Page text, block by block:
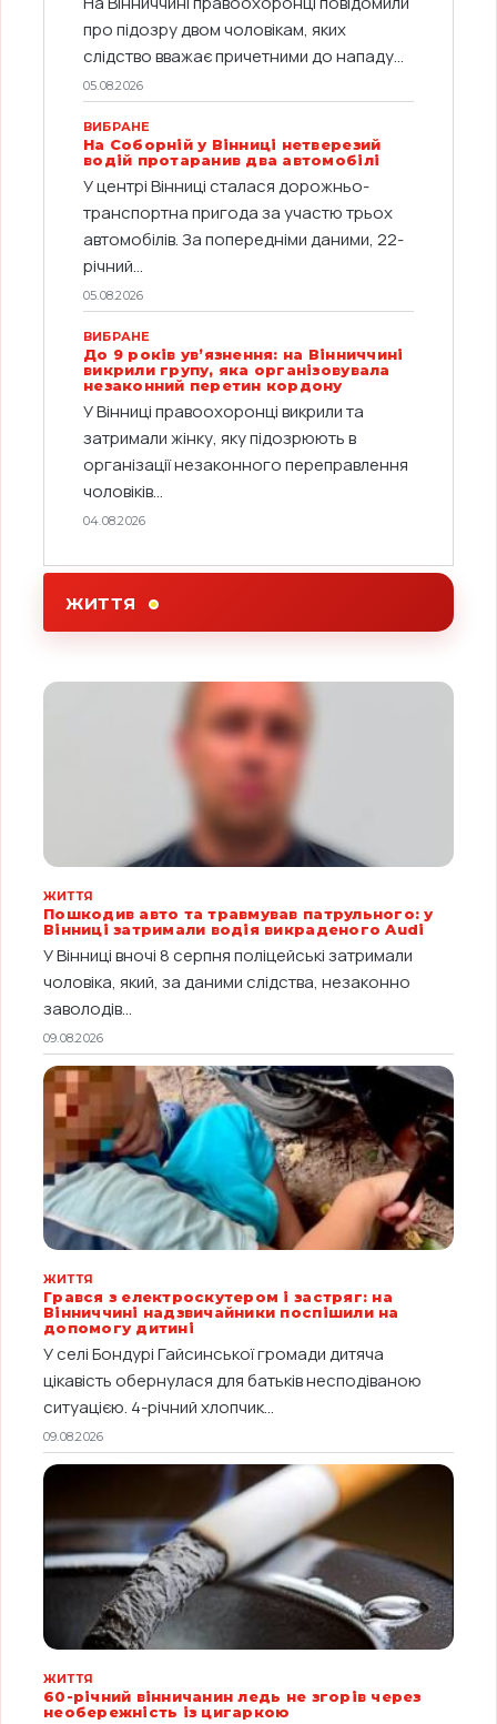
про підозру двом чоловікам, яких
слідство вважає причетними до нападу...
05.08.2026
ВИБРАНЕ
На Соборній у Вінниці нетверезий
водій протаранив два автомобілі
У центрі Вінниці сталася дорожньо-
транспортна пригода за участю трьох
автомобілів. За попередніми даними, 22-
річний...
05.08.2026
ВИБРАНЕ
До 9 років ув’язнення: на Вінниччині
викрили групу, яка організовувала
незаконний перетин кордону
У Вінниці правоохоронці викрили та
затримали жінку, яку підозрюють в
організації незаконного переправлення
чоловіків...
04.08.2026
ЖИТТЯ
ЖИТТЯ
Пошкодив авто та травмував патрульного: у
Вінниці затримали водія викраденого Audi
У Вінниці вночі 8 серпня поліцейські затримали
чоловіка, який, за даними слідства, незаконно
заволодів...
09.08.2026
ЖИТТЯ
Грався з електроскутером і застряг: на
Вінниччині надзвичайники поспішили на
допомогу дитині
У селі Бондурі Гайсинської громади дитяча
цікавість обернулася для батьків несподіваною
ситуацією. 4-річний хлопчик...
09.08.2026
ЖИТТЯ
60-річний вінничанин ледь не згорів через
необережність із цигаркою